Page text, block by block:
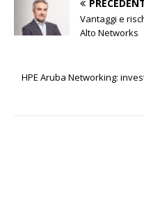
Vantaggi e
Alto Networks
HPE Aruba Networking: